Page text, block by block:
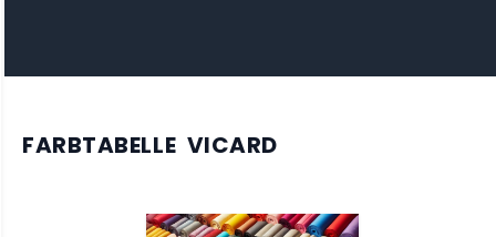
FARBTABELLE VICARD